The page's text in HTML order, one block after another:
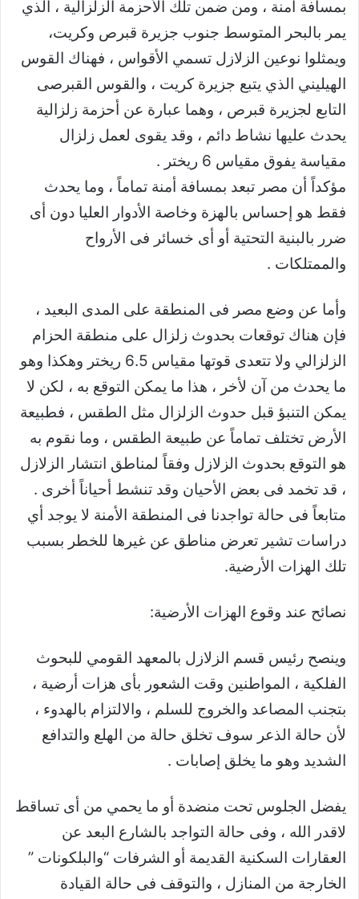
بمسافة آمنة ، ومن ضمن تلك الأحزمة الزلزالية ، الذي
يمر بالبحر المتوسط جنوب جزيرة قبرص وكريت،
ويمثلوا نوعين الزلازل تسمي الأقواس ، فهناك القوس
الهيليني الذي يتبع جزيرة كريت ، والقوس القبرصى
التابع لجزيرة قبرص ، وهما عبارة عن أحزمة زلزالية
يحدث عليها نشاط دائم ، وقد يقوى لعمل زلزال
مقياسة يفوق مقياس 6 ريختر .
مؤكداً أن مصر تبعد بمسافة أمنة تماماً ، وما يحدث
فقط هو إحساس بالهزة وخاصة الأدوار العليا دون أى
ضرر بالبنية التحتية أو أى خسائر فى الأرواح
والممتلكات .
وأما عن وضع مصر فى المنطقة على المدى البعيد ،
فإن هناك توقعات بحدوث زلزال على منطقة الحزام
الزلزالي ولا تتعدى قوتها مقياس 6.5 ريختر وهكذا وهو
ما يحدث من آن لأخر ، هذا ما يمكن التوقع به ، لكن لا
يمكن التنبؤ قبل حدوث الزلزال مثل الطقس ، فطبيعة
الأرض تختلف تماماً عن طبيعة الطقس ، وما نقوم به
هو التوقع بحدوث الزلازل وفقاً لمناطق انتشار الزلازل
، قد تخمد فى بعض الأحيان وقد تنشط أحياناً أخرى .
متابعاً فى حالة تواجدنا فى المنطقة الأمنة لا يوجد أي
دراسات تشير تعرض مناطق عن غيرها للخطر بسبب
تلك الهزات الأرضية.
نصائح عند وقوع الهزات الأرضية:
وينصح رئيس قسم الزلازل بالمعهد القومي للبحوث
الفلكية ، المواطنين وقت الشعور بأى هزات أرضية ،
بتجنب المصاعد والخروج للسلم ، والالتزام بالهدوء ،
لأن حالة الذعر سوف تخلق حالة من الهلع والتدافع
الشديد وهو ما يخلق إصابات .
يفضل الجلوس تحت منضدة أو ما يحمي من أى تساقط
لاقدر الله ، وفى حالة التواجد بالشارع البعد عن
العقارات السكنية القديمة أو الشرفات “والبلكونات ”
الخارجة من المنازل ، والتوقف فى حالة القيادة